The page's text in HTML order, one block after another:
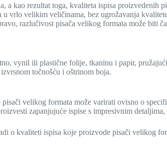
kao rezultat toga, kvaliteta ispisa proizvedenih
vrlo velikim veličinama, bez ugrožavanja
razlučivost pisača velikog formata može biti
vynil ili plastične folije, tkaninu i papir,
točnošću i oštrinom boja.
velikog formata može varirati ovisno o
zapanjujuće ispise s impresivnim
o kvaliteti ispisa koje proizvode pisači velikog